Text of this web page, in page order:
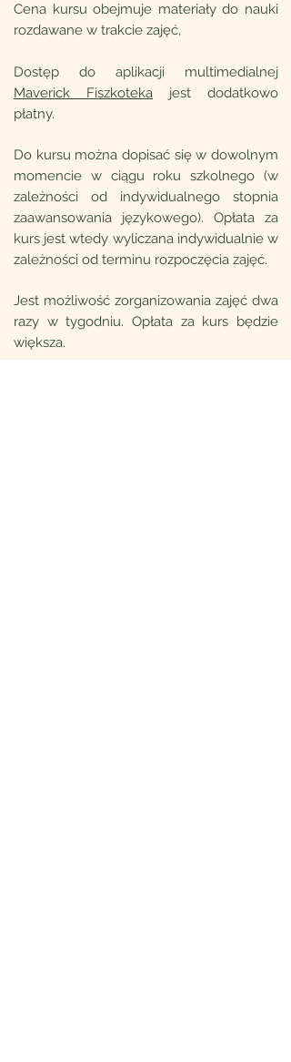
Cena kursu obejmuje materiały do nauki
rozdawane w trakcie zajęć,
Dostęp do aplikacji multimedialnej
Maverick Fiszkoteka jest dodatkowo
płatny.
Do kursu można dopisać się w dowolnym
momencie w ciągu roku szkolnego (w
zależności od indywidualnego stopnia
zaawansowania językowego). Opłata za
kurs jest wtedy wyliczana indywidualnie w
zależności od terminu rozpoczęcia zajęć.
Jest możliwość zorganizowania zajęć dwa
razy w tygodniu. Opłata za kurs będzie
większa.